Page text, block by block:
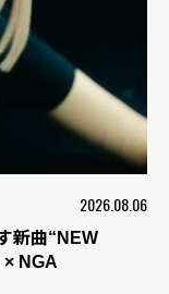
2026.08.06
新曲“NEW
NGA